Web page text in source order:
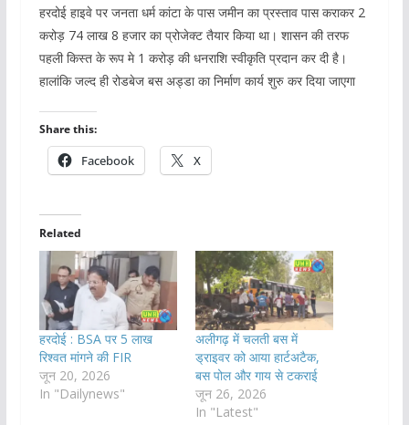
हरदोई हाइवे पर जनता धर्म कांटा के पास जमीन का प्रस्ताव पास कराकर 2
करोड़ 74 लाख 8 हजार का प्रोजेक्ट तैयार किया था। शासन की तरफ
पहली किस्त के रूप मे 1 करोड़ की धनराशि स्वीकृति प्रदान कर दी है।
हालांकि जल्द ही रोडबेज बस अड्डा का निर्माण कार्य शुरु कर दिया जाएगा
Share this:
Facebook X
Related
हरदोई : BSA पर 5 लाख
रिश्वत मांगने की FIR
जून 20, 2026
In "Dailynews"
अलीगढ़ में चलती बस में
ड्राइवर को आया हार्टअटैक,
बस पोल और गाय से टकराई
जून 26, 2026
In "Latest"